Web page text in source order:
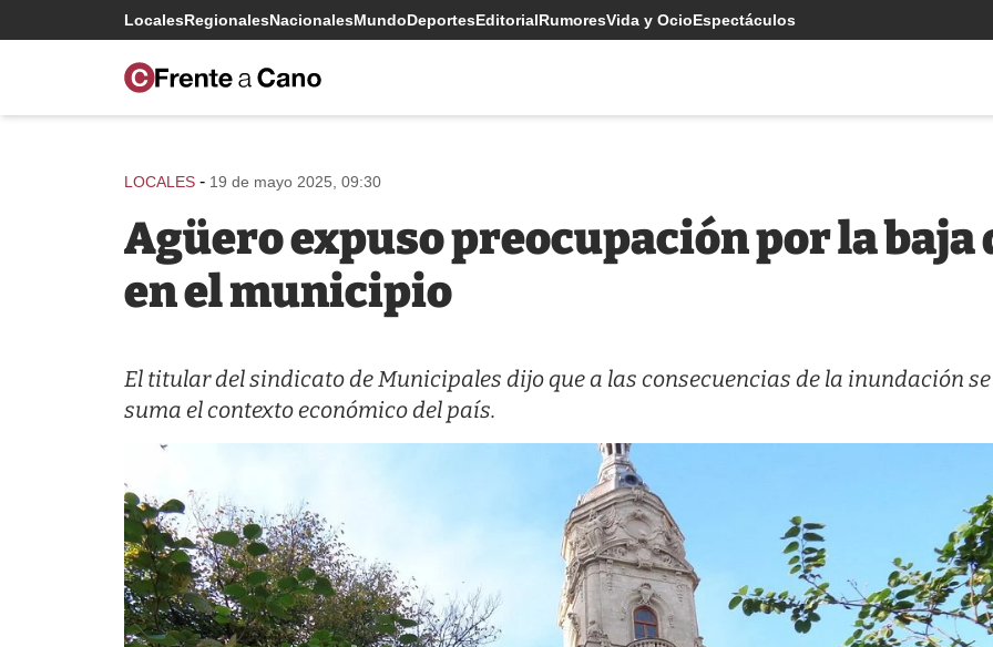
LocalesRegionalesNacionalesMundoDeportesEditorialRumoresVida y OcioEspectáculos
LOCALES - 19 de mayo 2025, 09:30
Agüero expuso preocupación por la baja
en el municipio
El titular del sindicato de Municipales dijo que a las consecuencias de la inundación se
suma el contexto económico del país.